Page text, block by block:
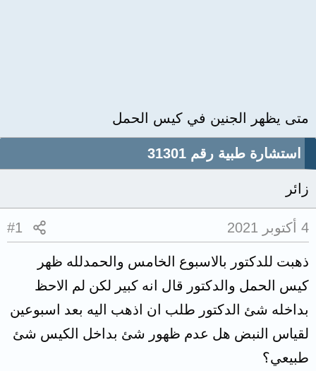
متى يظهر الجنين في كيس الحمل
استشارة طبية رقم 31301
زائر
4 أكتوبر 2021 #1
ذهبت للدكتور بالاسبوع الخامس والحمدلله ظهر
كيس الحمل والدكتور قال انه كبير لكن لم الاحظ
بداخله شئ الدكتور طلب ان اذهب اليه بعد اسبوعين
لقياس النبض هل عدم ظهور شئ بداخل الكيس شئ
طبيعي؟